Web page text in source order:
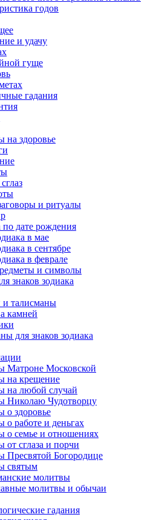
годов
и удачу
гуще
гадания
на здоровье
и ритуалы
по дате рождения
в мае
в сентябре
в феврале
и символы
знаков зодиака
и талисманы
камней
для знаков зодиака
Матроне Московской
на крещение
на любой случай
Николаю Чудотворцу
о здоровье
о работе и деньгах
о семье и отношениях
от сглаза и порчи
Пресвятой Богородице
святым
молитвы
молитвы и обычаи
гадания